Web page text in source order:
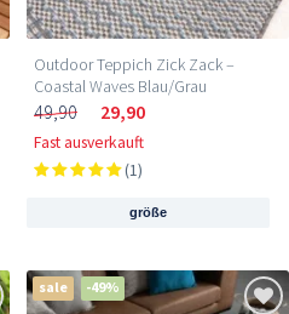
Outdoor Teppich Zick Zack –
Coastal Waves Blau/Grau
49,90 29,90
Fast ausverkauft
(1)
größe
sale -49%